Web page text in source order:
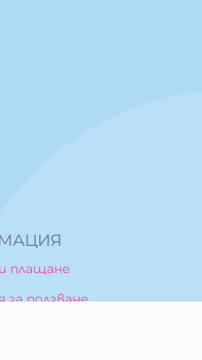
плащане
ползване